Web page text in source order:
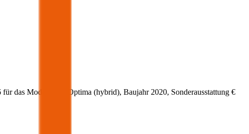
für das Modell Optima (hybrid), Baujahr 2020, Sonderausstattung €